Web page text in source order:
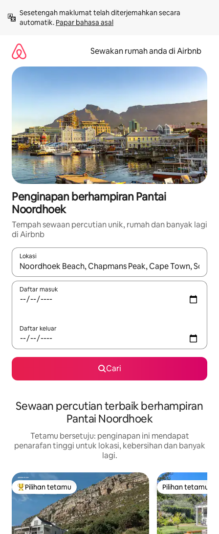
kandungan
Sesetengah maklumat telah diterjemahkan secara
automatik. Papar bahasa asal
Sewakan rumah anda di Airbnb
Penginapan berhampiran Pantai
Noordhoek
Tempah sewaan percutian unik, rumah dan banyak lagi
di Airbnb
Lokasi
Apabila hasil tersedia, navigasi dengan kekunci anak panah
Daftar masuk
Daftar keluar
Cari
Sewaan percutian terbaik berhampiran
Pantai Noordhoek
Tetamu bersetuju: penginapan ini mendapat
penarafan tinggi untuk lokasi, kebersihan dan banyak
lagi.
Pilihan utama tetamu
Pilihan tetamu Pilihan tetamu
Pilihan tetamu